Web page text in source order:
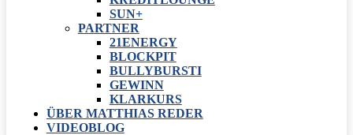
SUN+
PARTNER
21ENERGY
BLOCKPIT
BULLYBURSTI
GEWINN
KLARKURS
ÜBER MATTHIAS REDER
VIDEOBLOG